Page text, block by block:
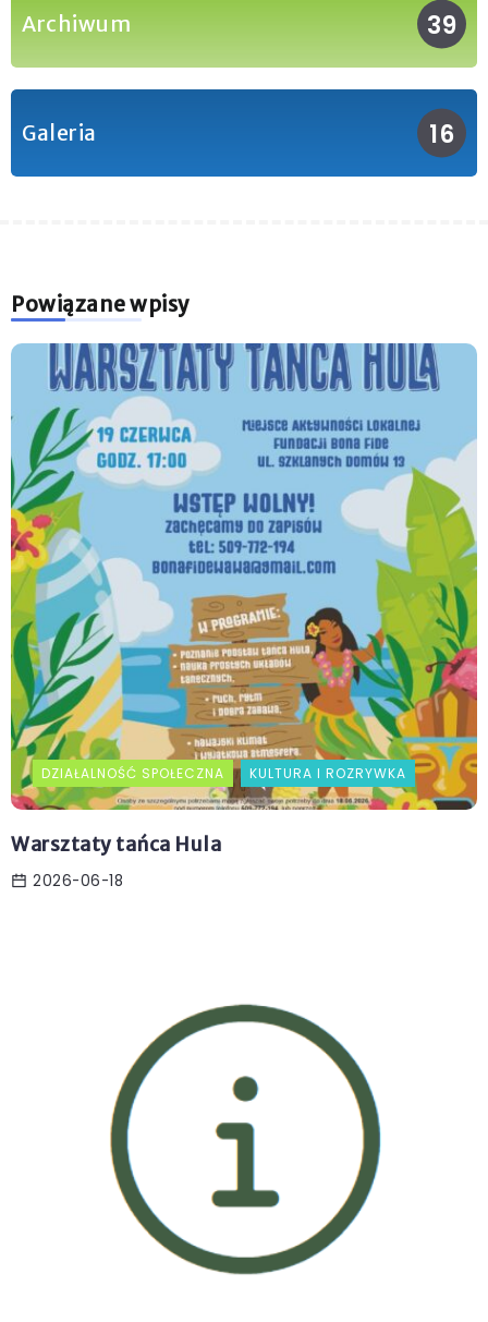
Archiwum 39
Galeria 16
Powiązane wpisy
DZIAŁALNOŚĆ SPOŁECZNA KULTURA I ROZRYWKA
Warsztaty tańca Hula
2026-06-18